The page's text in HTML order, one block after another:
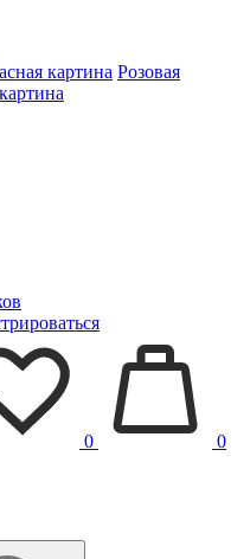
картина Розовая
0 0